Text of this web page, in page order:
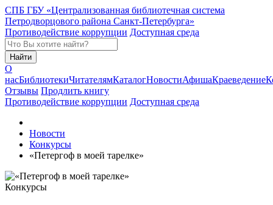
СПБ ГБУ «Централизованная библиотечная система
Петродворцового района Санкт-Петербурга»
Противодействие коррупции Доступная среда
Найти
О
насБиблиотекиЧитателямКаталогНовостиАфишаКраеведение
Отзывы Продлить книгу
Противодействие коррупции Доступная среда
Новости
Конкурсы
«Петергоф в моей тарелке»
Конкурсы